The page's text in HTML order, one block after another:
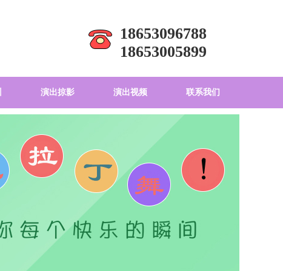
18653096788
18653005899
演出掠影 演出视频 联系我们